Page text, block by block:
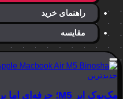
راهنمای خرید
مقایسه
جدیدترین
مک‌بوک ایر M5؛ حرفه‌ای اما برای همه!